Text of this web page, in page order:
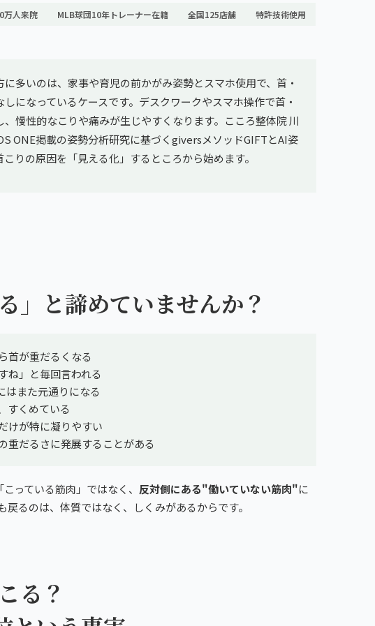
万人来院 MLB球団10年トレーナー在籍 全国125店舗 特許技術使用
多いのは、家事や育児の前かがみ姿勢とスマホ使用で、首・
になっているケースです。デスクワークやスマホ操作で首・
慢性的なこりや痛みが生じやすくなります。こころ整体院 川
ONE掲載の姿勢分析研究に基づくgiversメソッドGIFTとAI姿
りの原因を「見える化」するところから始めます。
」と諦めていませんか？
首が重だるくなる
ね」と毎回言われる
はまた元通りになる
すくめている
けが特に凝りやすい
重だるさに発展することがある
っている筋肉」ではなく、 反対側にある"働いていない筋肉"に
戻るのは、体質ではなく、しくみがあるからです。
る？